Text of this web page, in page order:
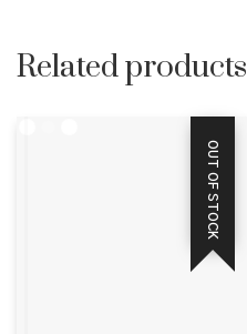
Related products
OUT OF STOCK